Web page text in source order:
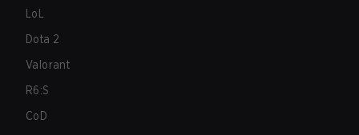
LoL
Dota 2
Valorant
R6:S
CoD